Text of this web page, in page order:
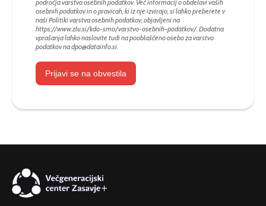
področja varstva osebnih podatkov. Več informacij o obdelavi vaših
osebnih podatkov in o pravicah, ki iz nje izvirajo, si lahko preberete v
naši Politiki varstva osebnih podatkov, objavljeni na
https://www.zlu.si/kdo-smo/varstvo-osebnih-podatkov/. Dodatna
vprašanja lahko naslovite tudi na pooblaščeno osebo za varstvo
podatkov nadpo@datainfo.si
Prijavi se na obvestila